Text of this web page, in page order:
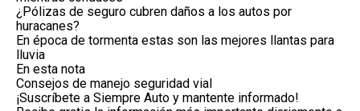
¿Pólizas de seguro cubren daños a los autos por
huracanes?
En época de tormenta estas son las mejores llantas para
lluvia
En esta nota
Consejos de manejo seguridad vial
¡Suscríbete a Siempre Auto y mantente informado!